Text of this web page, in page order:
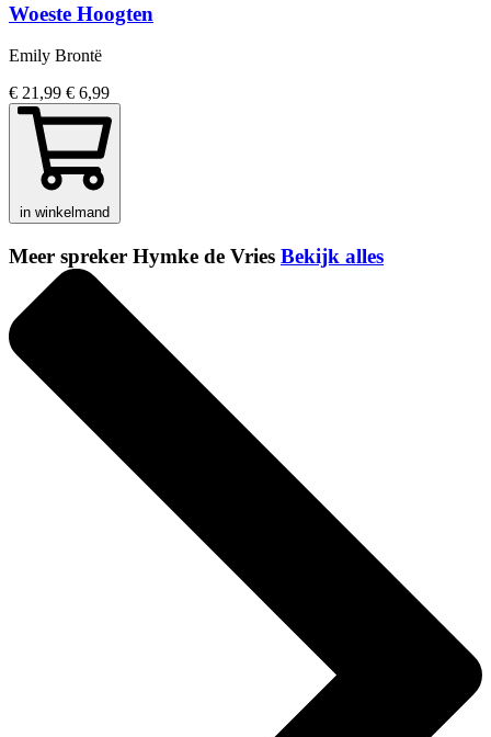
Woeste Hoogten
Emily Brontë
€ 21,99 € 6,99
in winkelmand
Meer spreker Hymke de Vries Bekijk alles